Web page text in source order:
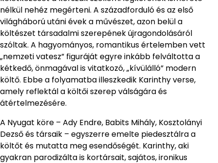
nélkül nehéz megérteni. A századforduló és az első
világháború utáni évek a művészet, azon belül a
költészet társadalmi szerepének újragondolásáról
szóltak. A hagyományos, romantikus értelemben vett
„nemzeti vatesz” figuráját egyre inkább felváltotta a
kétkedő, önmagával is vitatkozó, „kívülálló” modern
költő. Ebbe a folyamatba illeszkedik Karinthy verse,
amely reflektál a költői szerep válságára és
átértelmezésére.
A Nyugat köre – Ady Endre, Babits Mihály, Kosztolányi
Dezső és társaik – egyszerre emelte piedesztálra a
költőt és mutatta meg esendőségét. Karinthy, aki
gyakran parodizálta is kortársait, sajátos, ironikus